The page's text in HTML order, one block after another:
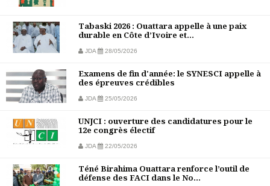
Tabaski 2026 : Ouattara appelle à une paix
durable en Côte d’Ivoire et...
JDA 28/05/2026
Examens de fin d'année: le SYNESCI appelle à
des épreuves crédibles
JDA 25/05/2026
UNJCI : ouverture des candidatures pour le
12e congrès électif
JDA 22/05/2026
Téné Birahima Ouattara renforce l’outil de
défense des FACI dans le No...